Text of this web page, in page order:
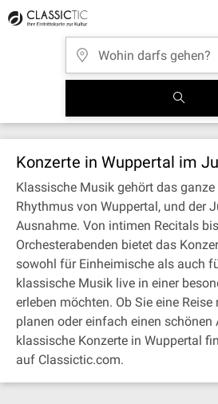
Konzerte in Wuppertal im
Klassische Musik gehört das
Rhythmus von Wuppertal, und der
Ausnahme. Von intimen Recitals
Orchesterabenden bietet das
sowohl für Einheimische als auch
klassische Musik live in einer
erleben möchten. Ob Sie eine
planen oder einfach einen schönen
klassische Konzerte in Wuppertal
auf Classictic.com.